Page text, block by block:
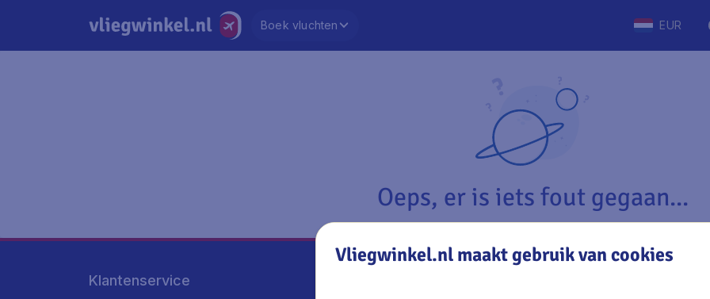
Boek vluchten EUR
Oeps, er is iets fout gegaan...
Klantenservice
Vliegwinkel.nl maakt gebruik van cookies